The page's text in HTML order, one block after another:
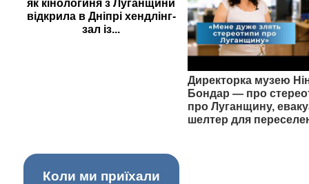
як кінологиня з Луганщини
відкрила в Дніпрі хендлінг-
зал із...
Директорка музею
Бондар — про
про Луганщину,
шелтер для
Коли ми приїхали